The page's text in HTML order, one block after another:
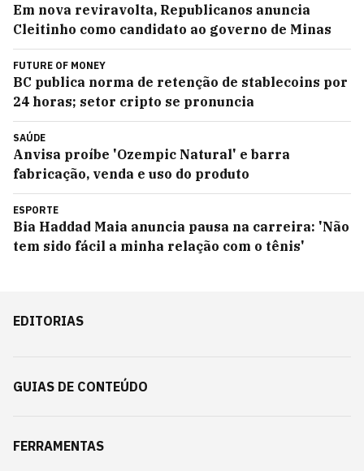
Em nova reviravolta, Republicanos anuncia
Cleitinho como candidato ao governo de Minas
FUTURE OF MONEY
BC publica norma de retenção de stablecoins por
24 horas; setor cripto se pronuncia
SAÚDE
Anvisa proíbe 'Ozempic Natural' e barra
fabricação, venda e uso do produto
ESPORTE
Bia Haddad Maia anuncia pausa na carreira: 'Não
tem sido fácil a minha relação com o tênis'
EDITORIAS
GUIAS DE CONTEÚDO
FERRAMENTAS